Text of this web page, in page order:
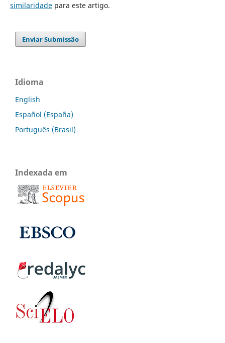
similaridadepara este artigo.
Enviar Submissão
Idioma
English
Español (España)
Português (Brasil)
Indexada em